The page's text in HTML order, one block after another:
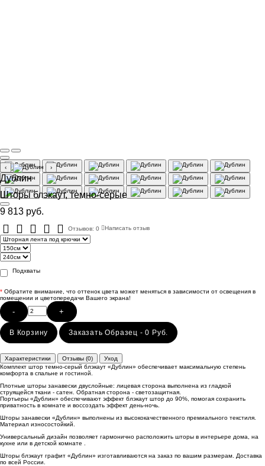
‹ ›
Дублин
Шторы блэкаут, темно-серые
9 813 руб.
Отзывов: 0 Написать отзыв
Подхваты
* Обратите внимание, что оттенок цвета может меняться в зависимости от освещения в
помещении и цветопередачи Вашего экрана!
- +
В Корзину Заказать Образец - 0 Руб.
Характеристики Отзывы (0)
Уход
Комплект штор темно-серый блэкаут «Дублин» обеспечивает максимальную степень
комфорта в спальне и гостиной.
Плотные шторы занавески двуслойные: лицевая сторона выполнена из гладкой
струящейся ткани - сатен. Обратная сторона - светозащитная.
Портьеры «Дублин» обеспечивают эффект блэкаут штор до 90%, помогая сохранить
приватность в комнате и воссоздать эффект день-ночь.
Шторы занавески «Дублин» выполнены из высококачественного премиального текстиля.
Материал износостойкий.
Универсальный дизайн позволяет гармонично расположить шторы в интерьере дома, на
кухне или в детской комнате .
Шторы блэкаут графит «Дублин» изготавливаются на заказ по вашим размерам. Доставка
по всей России.